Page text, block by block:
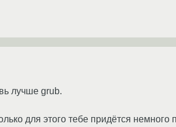
лучше grub.
для этого тебе придётся немного